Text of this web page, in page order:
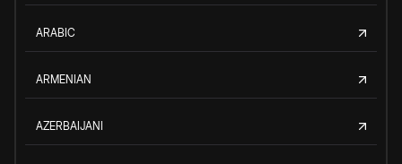
ARABIC
ARMENIAN
AZERBAIJANI